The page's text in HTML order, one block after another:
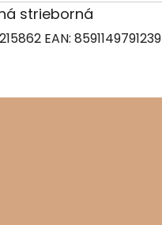
strieborná
EAN: 8591149791239